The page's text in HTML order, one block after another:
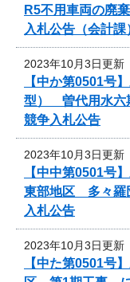
R5不用車両の廃
入札公告（会計課
2023年10月3日更新
【中か第0501号
型） 曽代用水
競争入札公告
2023年10月3日更新
【中中第0501号
東部地区 多々羅
入札公告
2023年10月3日更新
【中た第0501号